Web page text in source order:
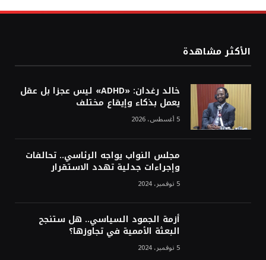
الأكثر مشاهدة
خالد رغدان: «ADHD» ليس عجزا بل عقل
يعمل بذكاء وإيقاع مختلف
5 أغسطس، 2026
مجلس النواب يواجه الرئاسي.. تحالفات
وإجراءات جدلية تهدد الاستقرار
5 نوفمبر، 2024
أزمة الجمود السياسي.. هل ستنجح
البعثة الأممية في تجاوزها؟
5 نوفمبر، 2024